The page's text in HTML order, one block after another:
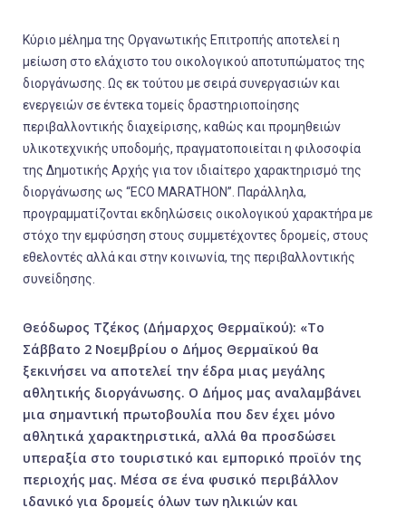
Κύριο μέλημα της Οργανωτικής Επιτροπής αποτελεί η
μείωση στο ελάχιστο του οικολογικού αποτυπώματος της
διοργάνωσης. Ως εκ τούτου με σειρά συνεργασιών και
ενεργειών σε έντεκα τομείς δραστηριοποίησης
περιβαλλοντικής διαχείρισης, καθώς και προμηθειών
υλικοτεχνικής υποδομής, πραγματοποιείται η φιλοσοφία
της Δημοτικής Αρχής για τον ιδιαίτερο χαρακτηρισμό της
διοργάνωσης ως “ECO MARATHON”. Παράλληλα,
προγραμματίζονται εκδηλώσεις οικολογικού χαρακτήρα με
στόχο την εμφύσηση στους συμμετέχοντες δρομείς, στους
εθελοντές αλλά και στην κοινωνία, της περιβαλλοντικής
συνείδησης.
Θεόδωρος Τζέκος (Δήμαρχος Θερμαϊκού): «Το
Σάββατο 2 Νοεμβρίου ο Δήμος Θερμαϊκού θα
ξεκινήσει να αποτελεί την έδρα μιας μεγάλης
αθλητικής διοργάνωσης. Ο Δήμος μας αναλαμβάνει
μια σημαντική πρωτοβουλία που δεν έχει μόνο
αθλητικά χαρακτηριστικά, αλλά θα προσδώσει
υπεραξία στο τουριστικό και εμπορικό προϊόν της
περιοχής μας. Μέσα σε ένα φυσικό περιβάλλον
ιδανικό για δρομείς όλων των ηλικιών και